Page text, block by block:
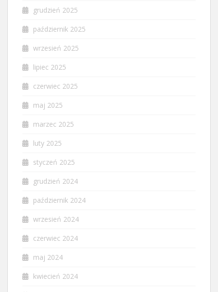
grudzień 2025
październik 2025
wrzesień 2025
lipiec 2025
czerwiec 2025
maj 2025
marzec 2025
luty 2025
styczeń 2025
grudzień 2024
październik 2024
wrzesień 2024
czerwiec 2024
maj 2024
kwiecień 2024